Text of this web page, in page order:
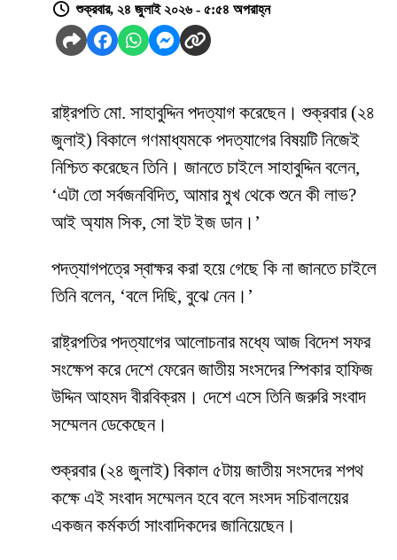
শুক্রবার, ২৪ জুলাই ২০২৬ - ৫:৫৪ অপরাহ্ন
রাষ্ট্রপতি মো. সাহাবুদ্দিন পদত্যাগ করেছেন। শুক্রবার (২৪
জুলাই) বিকালে গণমাধ্যমকে পদত্যাগের বিষয়টি নিজেই
নিশ্চিত করেছেন তিনি। জানতে চাইলে সাহাবুদ্দিন বলেন,
‘এটা তো সর্বজনবিদিত, আমার মুখ থেকে শুনে কী লাভ?
আই অ্যাম সিক, সো ইট ইজ ডান।’
পদত্যাগপত্রে স্বাক্ষর করা হয়ে গেছে কি না জানতে চাইলে
তিনি বলেন, ‘বলে দিছি, বুঝে নেন।’
রাষ্ট্রপতির পদত্যাগের আলোচনার মধ্যে আজ বিদেশ সফর
সংক্ষেপ করে দেশে ফেরেন জাতীয় সংসদের স্পিকার হাফিজ
উদ্দিন আহমদ বীরবিক্রম। দেশে এসে তিনি জরুরি সংবাদ
সম্মেলন ডেকেছেন।
শুক্রবার (২৪ জুলাই) বিকাল ৫টায় জাতীয় সংসদের শপথ
কক্ষে এই সংবাদ সম্মেলন হবে বলে সংসদ সচিবালয়ের
একজন কর্মকর্তা সাংবাদিকদের জানিয়েছেন।